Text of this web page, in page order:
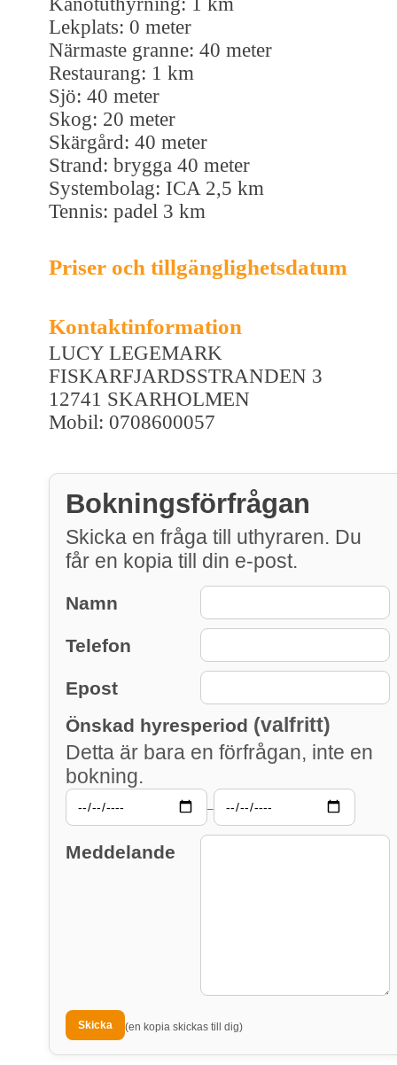
Lekplats: 0 meter
Närmaste granne: 40 meter
Restaurang: 1 km
Sjö: 40 meter
Skog: 20 meter
Skärgård: 40 meter
Strand: brygga 40 meter
Systembolag: ICA 2,5 km
Tennis: padel 3 km
Priser och tillgänglighetsdatum
Kontaktinformation
LUCY LEGEMARK
FISKARFJARDSSTRANDEN 3
12741 SKARHOLMEN
Mobil: 0708600057
Bokningsförfrågan
Skicka en fråga till uthyraren. Du
får en kopia till din e-post.
Namn
Telefon
Epost
Önskad hyresperiod (valfritt)
Detta är bara en förfrågan, inte en
bokning.
–
Meddelande
(en kopia skickas till dig)